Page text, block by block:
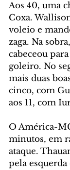
Aos 40, uma
Coxa.
voleio e
zaga. Na
cabeceou
goleiro. No
mais duas
cinco, com
aos 11, com
O América-
minutos, em
ataque.
pela esquerda